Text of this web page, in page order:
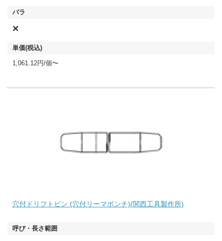
×
1,061.12円/個〜
穴付ドリフトピン (穴付リーマポンチ)(関西工具製作所)